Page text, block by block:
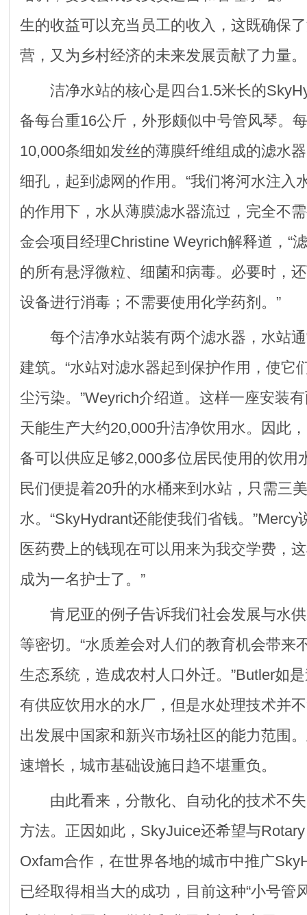
生的收益可以充当员工的收入，这既确保
营，又为乡村经济的未来发展贡献了力量。
洁净水站的核心是四台1.5米长的
备每台重16公斤，外形颇似中号管风琴。
10,000条细如发丝的薄膜纤维组成的滤水
细孔，起到滤网的作用。“我们将河水注入
的作用下，水从薄膜滤水器流过，完全不
金会项目经理Christine Weyrich解释道，“
的所有悬浮微粒、细菌和病毒。必要时，
设备进行消毒；不需要使用化学药剂。”
每个洁净水站装有两个滤水器，水站通
建筑。“水站对滤水器起到保护作用，使它
尘污染。”Weyrich介绍道。这样一座安装
天能生产大约20,000升洁净饮用水。因此
备可以供应足够2,000多位居民使用的饮用
民们便提着20升的水桶来到水站，只需三
水。“SkyHydrant还能使我们省钱。”Mercy
医药费上的钱现在可以用来为我交学费，
成为一名护士了。”
肯尼亚的例子告诉我们社会发展与水供
等密切。“水质差会对人们的教育机会带来
生态系统，造成农村人口外迁。”Butler如
有供应饮用水的水厂，但是水处理技术并
出发展中国家和新兴市场社区的能力范围
速增长，城市基础设施日趋不堪重负。
由此看来，分散化、自动化的技术不失
方法。正因如此，SkyJuice还希望与
Oxfam合作，在世界各地的城市中推广
已经取得相当大的成功，目前这种“小号管